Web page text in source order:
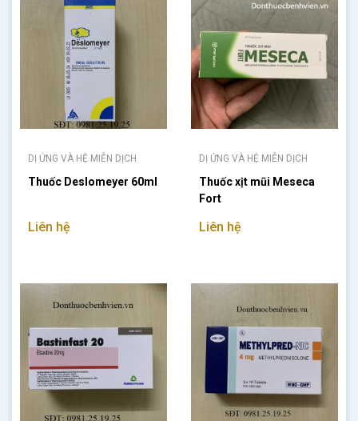
DỊ ỨNG VÀ HỆ MIỄN DỊCH
Thuốc Deslomeyer 60ml
Liên hệ
DỊ ỨNG VÀ HỆ MIỄN DỊCH
Thuốc xịt mũi Meseca
Fort
Liên hệ